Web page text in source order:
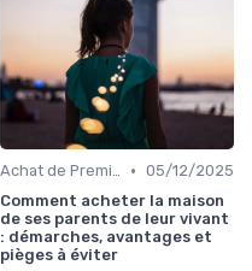
Achat de Première Maison • 05/12/2025
Comment acheter la maison
de ses parents de leur vivant
: démarches, avantages et
pièges à éviter